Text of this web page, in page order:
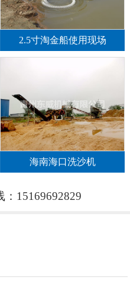
2.5寸淘金船使用现场
海南海口洗沙机
15169692829